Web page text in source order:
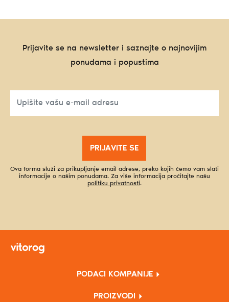
Prijavite se na newsletter i saznajte o najnovijim
ponudama i popustima
PRIJAVITE SE
Ova forma služi za prikupljanje email adrese, preko kojih ćemo vam slati
informacije o našim ponudama. Za više informacija pročitajte našu
politiku privatnosti.
PODACI KOMPANIJE
PROIZVODI